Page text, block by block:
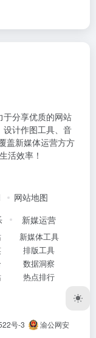
于分享优质的网站
设计作图工具、音
盖新媒体运营方方
活效率！
网站地图
新媒运营
新媒体工具
排版工具
数据洞察
热点排行
号-3
渝公网安